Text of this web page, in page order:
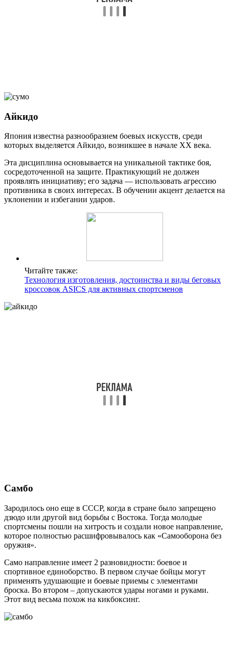
Айкидо
Япония известна разнообразием боевых искусств, среди
которых выделяется Айкидо, возникшее в начале XX века.
Эта дисциплина основывается на уникальной тактике боя,
сосредоточенной на защите. Практикующий не должен
проявлять инициативу; его задача — использовать агрессию
противника в своих интересах. В обучении акцент делается на
уклонении и избегании ударов.
Читайте также:
Технология изготовления, достоинства и виды беговых
кроссовок ASICS для активных спортсменов
Самбо
Зародилось оно еще в СССР, когда в стране было запрещено
дзюдо или другой вид борьбы с Востока. Тогда молодые
спортсмены пошли на хитрость и создали новое направление,
которое полностью расшифровывалось как «Самооборона без
оружия».
Само направление имеет 2 разновидности: боевое и
спортивное единоборство. В первом случае бойцы могут
применять удушающие и боевые приемы с элементами
броска. Во втором – допускаются удары ногами и руками.
Этот вид весьма похож на кикбоксинг.